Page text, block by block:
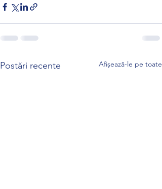
Postări recente Afișează-le pe toate